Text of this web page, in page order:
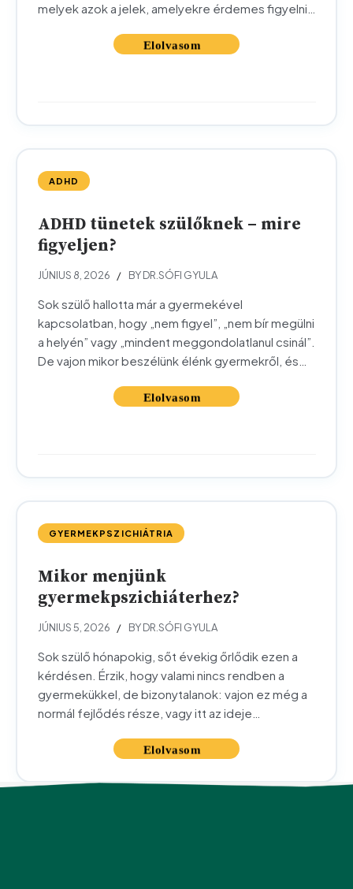
melyek azok a jelek, amelyekre érdemes figyelni
szülői szemszögből foglaljuk össze az autizmus
ADHD
ADHD tünetek szülőknek – mire
figyeljen?
JÚNIUS 8, 2026 BY DR.SÓFI GYULA
Sok szülő hallotta már a gyermekével
kapcsolatban, hogy „nem figyel”, „nem bír megülni
a helyén” vagy „mindent meggondolatlanul csinál”.
De vajon mikor beszélünk élénk gyermekről, és
cikkben érthetően, szülői szemszögből foglaljuk
GYERMEKPSZICHIÁTRIA
Mikor menjünk
gyermekpszichiáterhez?
JÚNIUS 5, 2026 BY DR.SÓFI GYULA
Sok szülő hónapokig, sőt évekig őrlődik ezen a
kérdésen. Érzik, hogy valami nincs rendben a
gyermekükkel, de bizonytalanok: vajon ez még a
normál fejlődés része, vagy itt az ideje
természetes – és önmagában is azt jelzi, hogy
alábbiakban összefoglaljuk azokat a leggyakoribb